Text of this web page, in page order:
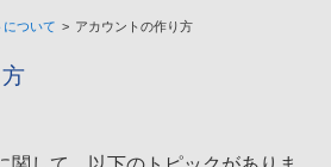
について > アカウントの作り方